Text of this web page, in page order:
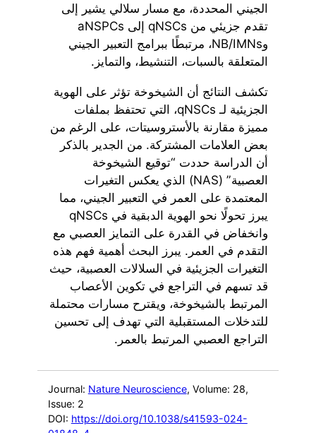
الجيني المحددة، مع مسار سلالي يشير إلى
تقدم جزيئي من qNSCs إلى aNSPCs
وNB/IMNs، مرتبطًا ببرامج التعبير الجيني
المتعلقة بالسبات، التنشيط، والتمايز.
تكشف النتائج أن الشيخوخة تؤثر على الهوية
الجزيئية لـ qNSCs، التي تحتفظ بملفات
مميزة مقارنة بالأستروسيتات، على الرغم من
بعض العلامات المشتركة. من الجدير بالذكر
أن الدراسة حددت “توقيع الشيخوخة
العصبية” (NAS) الذي يعكس التغيرات
المعتمدة على العمر في التعبير الجيني، مما
يبرز تحولًا نحو الهوية الدبقية في qNSCs
وانخفاض في القدرة على التمايز العصبي مع
التقدم في العمر. يبرز البحث أهمية فهم هذه
التغيرات الجزيئية في السلالات العصبية، حيث
قد تسهم في التراجع في تكوين الأعصاب
المرتبط بالشيخوخة، ويقترح مسارات محتملة
للتدخلات المستقبلية التي تهدف إلى تحسين
التراجع العصبي المرتبط بالعمر.
Journal: Nature Neuroscience, Volume: 28,
Issue: 2
DOI: https://doi.org/10.1038/s41593-024-